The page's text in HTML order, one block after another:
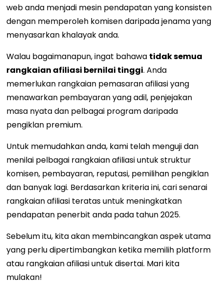
web anda menjadi mesin pendapatan yang konsisten
dengan memperoleh komisen daripada jenama yang
menyasarkan khalayak anda.
Walau bagaimanapun, ingat bahawa tidak semua
rangkaian afiliasi bernilai tinggi. Anda
memerlukan rangkaian pemasaran afiliasi yang
menawarkan pembayaran yang adil, penjejakan
masa nyata dan pelbagai program daripada
pengiklan premium.
Untuk memudahkan anda, kami telah menguji dan
menilai pelbagai rangkaian afiliasi untuk struktur
komisen, pembayaran, reputasi, pemilihan pengiklan
dan banyak lagi. Berdasarkan kriteria ini, cari senarai
rangkaian afiliasi teratas untuk meningkatkan
pendapatan penerbit anda pada tahun 2025.
Sebelum itu, kita akan membincangkan aspek utama
yang perlu dipertimbangkan ketika memilih platform
atau rangkaian afiliasi untuk disertai. Mari kita
mulakan!